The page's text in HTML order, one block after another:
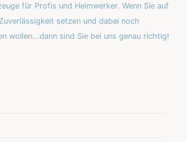
für Profis und Heimwerker. Wenn Sie auf
setzen und dabei noch
wollen...dann sind Sie bei uns genau richtig!